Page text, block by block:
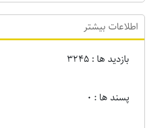
اطلاعات بیشتر
بازدید ها : 3245
پسند ها : 0